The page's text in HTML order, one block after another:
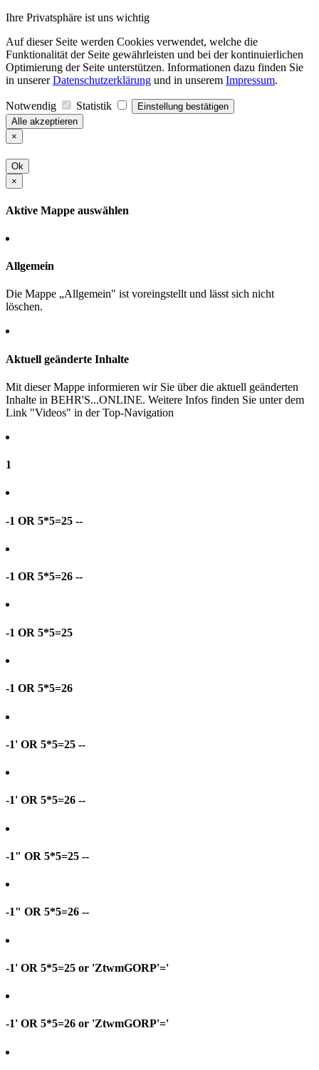
Ihre Privatsphäre ist uns wichtig
Auf dieser Seite werden Cookies verwendet, welche die
Funktionalität der Seite gewährleisten und bei der kontinuierlichen
Optimierung der Seite unterstützen. Informationen dazu finden Sie
in unsererDatenschutzerklärung und in unserem Impressum.
Notwendig Statistik
Einstellung bestätigen
Alle akzeptieren
×
Ok
×
Aktive Mappe auswählen
Allgemein
Die Mappe „Allgemein" ist voreingstellt und lässt sich nicht
löschen.
Aktuell geänderte Inhalte
Mit dieser Mappe informieren wir Sie über die aktuell geänderten
Inhalte in BEHR'S...ONLINE. Weitere Infos finden Sie unter dem
Link "Videos" in der Top-Navigation
1
-1 OR 5*5=25 --
-1 OR 5*5=26 --
-1 OR 5*5=25
-1 OR 5*5=26
-1' OR 5*5=25 --
-1' OR 5*5=26 --
-1" OR 5*5=25 --
-1" OR 5*5=26 --
-1' OR 5*5=25 or 'ZtwmGORP'='
-1' OR 5*5=26 or 'ZtwmGORP'='